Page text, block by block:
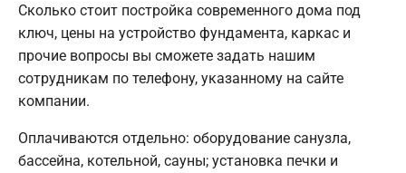
Сколько стоит постройка современного дома под
ключ, цены на устройство фундамента, каркас и
прочие вопросы вы сможете задать нашим
сотрудникам по телефону, указанному на сайте
компании.
Оплачиваются отдельно: оборудование санузла,
бассейна, котельной, сауны; установка печки и